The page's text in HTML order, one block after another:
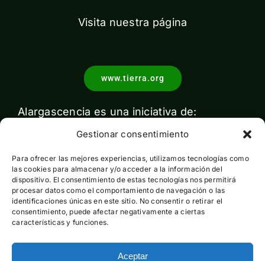
Gestionar consentimiento
Para ofrecer las mejores experiencias, utilizamos tecnologías como
las cookies para almacenar y/o acceder a la información del
dispositivo. El consentimiento de estas tecnologías nos permitirá
procesar datos como el comportamiento de navegación o las
identificaciones únicas en este sitio. No consentir o retirar el
consentimiento, puede afectar negativamente a ciertas
características y funciones.
Aceptar
Visita nuestra página
www.tierra.org
Alargascencia es una iniciativa de:
Con el apoyo de: